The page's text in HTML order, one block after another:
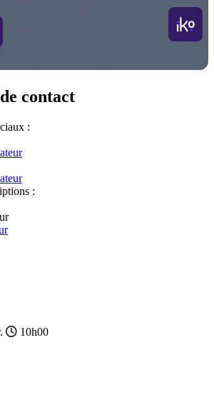
contact
:
:
10h00